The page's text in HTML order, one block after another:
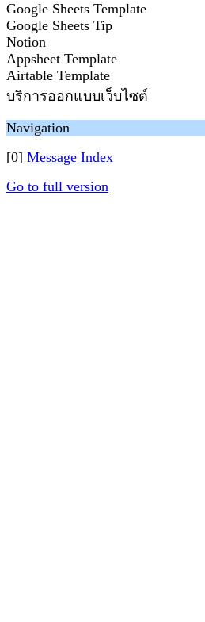
Google Sheets Template
Google Sheets Tip
Notion
Appsheet Template
Airtable Template
บริการออกแบบเว็บไซต์
Navigation
[0] Message Index
Go to full version